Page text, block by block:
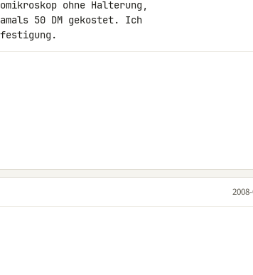
ohne Halterung,
50 DM gekostet. Ich